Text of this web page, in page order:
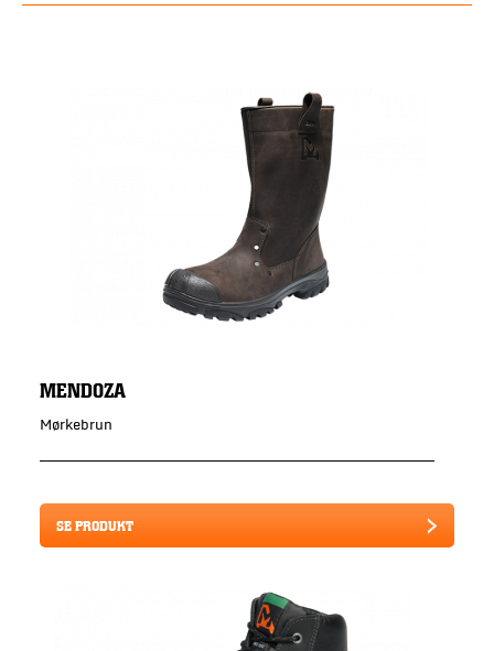
MENDOZA
Mørkebrun
SE PRODUKT